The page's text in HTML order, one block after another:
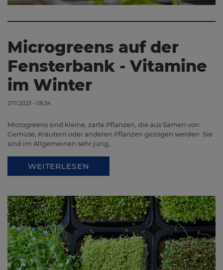
Microgreens auf der
Fensterbank - Vitamine
im Winter
27.11.2023 - 08:34
Microgreens sind kleine, zarte Pflanzen, die aus Samen von
Gemüse, Kräutern oder anderen Pflanzen gezogen werden. Sie
sind im Allgemeinen sehr jung,…
WEITERLESEN